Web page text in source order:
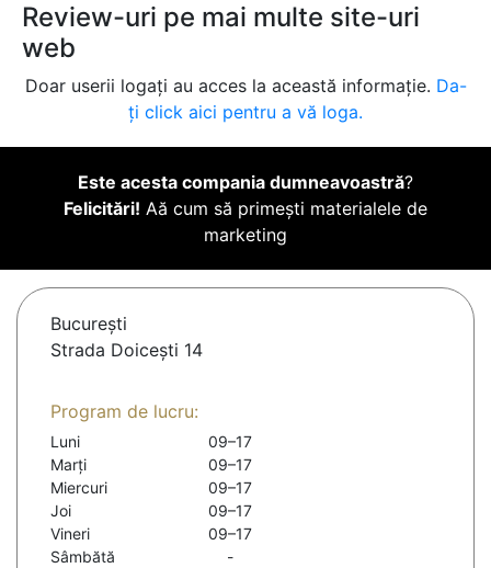
Review-uri pe mai multe site-uri
web
Doar userii logați au acces la această informație. Da-
ți click aici pentru a vă loga.
Este acesta compania dumneavoastră?
Felicitări! Aă cum să primești materialele de
marketing
Bucureşti
Strada Doicești 14
Program de lucru:
Luni
09–17
Marți
09–17
Miercuri
09–17
Joi
09–17
Vineri
09–17
Sâmbătă
-